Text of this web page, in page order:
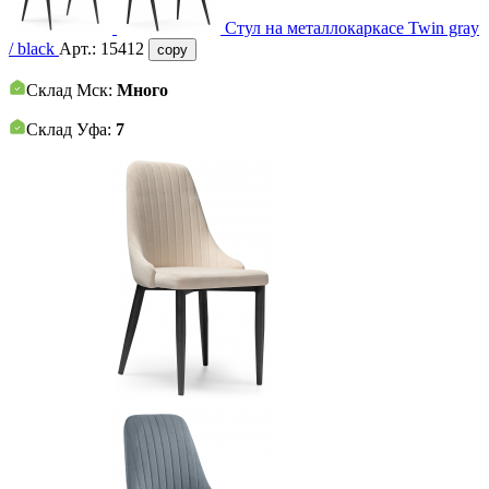
Стул на металлокаркасе Twin gray
/ black Арт.: 15412 copy
Склад Мск: Много
Склад Уфа: 7